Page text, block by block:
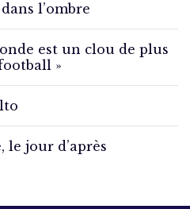
l’ombre
est un clou de plus
»
jour d’après